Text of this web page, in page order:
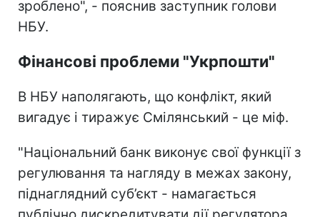
зроблено", - пояснив заступник голови
НБУ.
Фінансові проблеми "Укрпошти"
В НБУ наполягають, що конфлікт, який
вигадує і тиражує Смілянський - це міф.
"Національний банк виконує свої функції з
регулювання та нагляду в межах закону,
піднаглядний суб’єкт - намагається